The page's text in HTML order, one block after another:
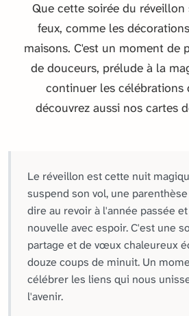
Que cette soirée du
feux, comme les
maisons. C'est un moment de
de douceurs, prélude à la
continuer les célébrations
découvrez aussi nos cartes
Le réveillon est cette nuit
suspend son vol, une
dire au revoir à l'année passée
nouvelle avec espoir. C'est une
partage et de vœux chaleureux
douze coups de minuit. Un
célébrer les liens qui nous
l'avenir.